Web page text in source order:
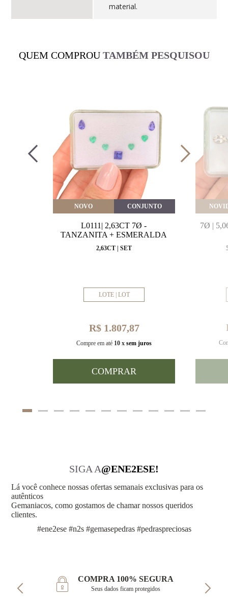
material.
QUEM COMPROU TAMBÉM PESQUISOU
NOVO CONJUNTO
L0111| 2,63CT 7Ø -
TANZANITA + ESMERALDA
2,63CT | SET
LOTE | LOT
R$ 1.807,87
Compre em até 10 x sem juros
COMPRAR
7Ø |
SIGA A@ENE2ESE!
Lá você conhece nossas ofertas semanais exclusivas para os
autênticos
Gemaniacos, como gostamos de chamar nossos queridos
clientes.
#ene2ese #n2s #gemasepedras #pedraspreciosas
COMPRA 100% SEGURA
Seus dados ficam protegidos